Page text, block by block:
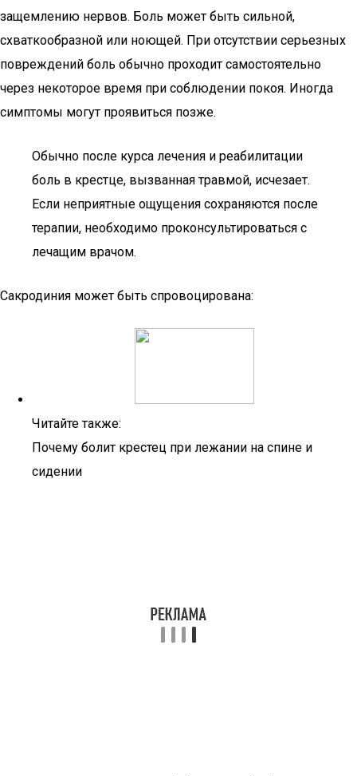
защемлению нервов. Боль может быть сильной,
схваткообразной или ноющей. При отсутствии серьезных
повреждений боль обычно проходит самостоятельно
через некоторое время при соблюдении покоя. Иногда
симптомы могут проявиться позже.
Обычно после курса лечения и реабилитации
боль в крестце, вызванная травмой, исчезает.
Если неприятные ощущения сохраняются после
терапии, необходимо проконсультироваться с
лечащим врачом.
Сакродиния может быть спровоцирована:
Читайте также:
Почему болит крестец при лежании на спине и
сидении